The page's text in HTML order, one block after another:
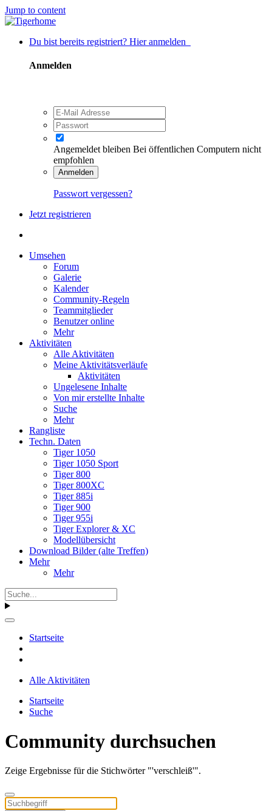
Jump to content
Du bist bereits registriert? Hier anmelden
Anmelden
Angemeldet bleiben Bei öffentlichen Computern nicht
empfohlen
Anmelden
Passwort vergessen?
Jetzt registrieren
Umsehen
Forum
Galerie
Kalender
Community-Regeln
Teammitglieder
Benutzer online
Mehr
Aktivitäten
Alle Aktivitäten
Meine Aktivitätsverläufe
Aktivitäten
Ungelesene Inhalte
Von mir erstellte Inhalte
Suche
Mehr
Rangliste
Techn. Daten
Tiger 1050
Tiger 1050 Sport
Tiger 800
Tiger 800XC
Tiger 885i
Tiger 900
Tiger 955i
Tiger Explorer & XC
Modellübersicht
Download Bilder (alte Treffen)
Mehr
Mehr
Startseite
Alle Aktivitäten
Startseite
Suche
Community durchsuchen
Zeige Ergebnisse für die Stichwörter "'verschleiß'".